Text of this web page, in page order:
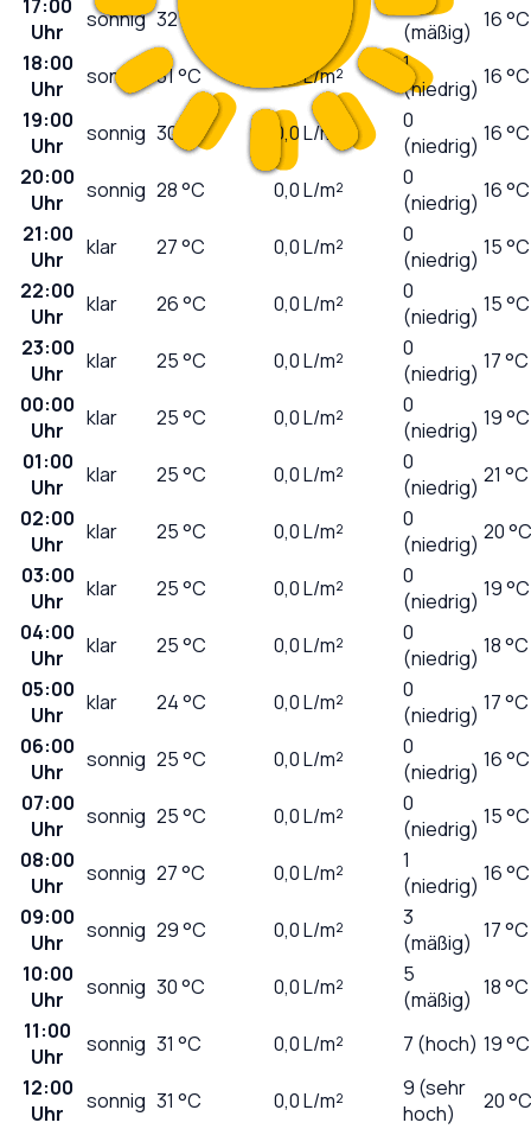
17:00
Uhr
sonnig 32°C
(mäßig) 16 °C
18:00
Uhr
sonnig 31°C 0,0L/m²
1
(niedrig) 16 °C
19:00
Uhr
sonnig 30 °C 0,0L/m²
0
(niedrig) 16 °C
20:00
Uhr
sonnig 28°C 0,0L/m²
0
(niedrig) 16 °C
21:00
Uhr
klar 27°C 0,0L/m²
0
(niedrig) 15 °C
22:00
Uhr
klar 26°C 0,0L/m²
0
(niedrig) 15 °C
23:00
Uhr
klar 25°C 0,0L/m²
0
(niedrig) 17 °C
00:00
Uhr
klar 25°C 0,0L/m²
0
(niedrig) 19 °C
01:00
Uhr
klar 25°C 0,0L/m²
0
(niedrig) 21 °C
02:00
Uhr
klar 25°C 0,0L/m²
0
(niedrig) 20 °C
03:00
Uhr
klar 25°C 0,0L/m²
0
(niedrig) 19 °C
04:00
Uhr
klar 25°C 0,0L/m²
0
(niedrig) 18 °C
05:00
Uhr
klar 24°C 0,0L/m²
0
(niedrig) 17 °C
06:00
Uhr
sonnig 25°C 0,0L/m²
0
(niedrig) 16 °C
07:00
Uhr
sonnig 25°C 0,0L/m²
0
(niedrig) 15 °C
08:00
Uhr
sonnig 27°C 0,0L/m²
1
(niedrig) 16 °C
09:00
Uhr
sonnig 29°C 0,0L/m²
3
(mäßig) 17 °C
10:00
Uhr
sonnig 30°C 0,0L/m²
5
(mäßig) 18 °C
11:00
Uhr
sonnig 31 °C 0,0L/m² 7 (hoch) 19 °C
12:00
Uhr
sonnig 31 °C 0,0L/m²
9 (sehr
hoch)
20 °C